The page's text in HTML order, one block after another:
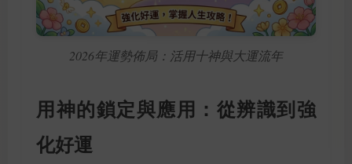
2026年運勢佈局：活用十神與大運流年
用神的鎖定與應用：從辨識到強
化好運